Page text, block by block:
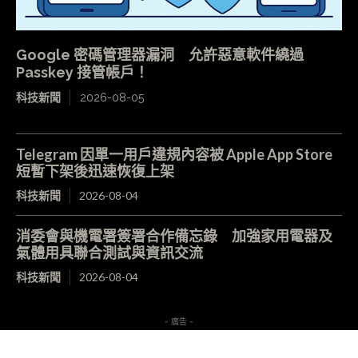
Google 密碼管理器漏洞 允許惡意軟件繞過
Passkey 接管帳戶！
科技新聞 2026-08-05
Telegram 因單一用戶違規內容被 Apple App Store
短暫下架後迅速恢復上架
科技新聞 2026-08-04
消委會與機電署簽署合作備忘錄 加強家用電器及
氣體用具聯合測試與資訊交流
科技新聞 2026-08-04
- 廣告 -